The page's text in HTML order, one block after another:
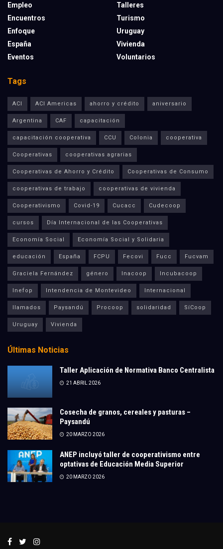
Empleo
Encuentros
Enfoque
España
Eventos
Talleres
Turismo
Uruguay
Vivienda
Voluntarios
Tags
ACI ACI Americas ahorro y crédito aniversario
Argentina CAF capacitación
capacitación cooperativa CCU Colonia cooperativa
Cooperativas cooperativas agrarias
Cooperativas de Ahorro y Crédito Cooperativas de Consumo
cooperativas de trabajo cooperativas de vivienda
Cooperativismo Covid-19 Cucacc Cudecoop
cursos Día Internacional de las Cooperativas
Economía Social Economía Social y Solidaria
educación España FCPU Fecovi Fucc Fucvam
Graciela Fernández género Inacoop Incubacoop
Inefop Intendencia de Montevideo Internacional
llamados Paysandú Procoop solidaridad SíCoop
Uruguay Vivienda
Últimas Noticias
Taller Aplicación de Normativa Banco Centralista
21 ABRIL 2026
Cosecha de granos, cereales y pasturas –
Paysandú
20 MARZO 2026
ANEP incluyó taller de cooperativismo entre
optativas de Educación Media Superior
20 MARZO 2026